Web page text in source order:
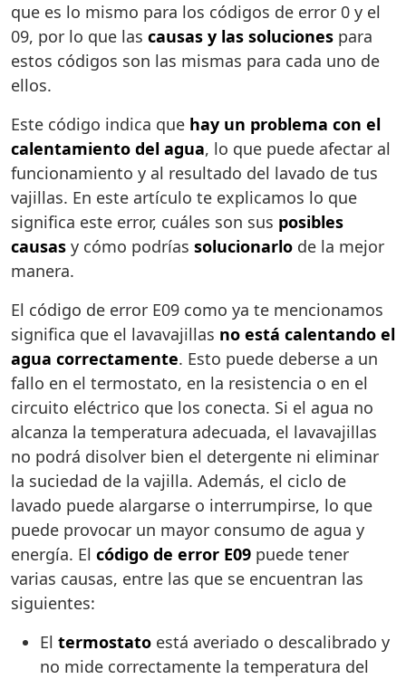
que es lo mismo para los códigos de error 0 y el
09, por lo que las causas y las soluciones para
estos códigos son las mismas para cada uno de
ellos.
Este código indica que hay un problema con el
calentamiento del agua, lo que puede afectar al
funcionamiento y al resultado del lavado de tus
vajillas. En este artículo te explicamos lo que
significa este error, cuáles son sus posibles
causas y cómo podrías solucionarlo de la mejor
manera.
El código de error E09 como ya te mencionamos
significa que el lavavajillas no está calentando el
agua correctamente. Esto puede deberse a un
fallo en el termostato, en la resistencia o en el
circuito eléctrico que los conecta. Si el agua no
alcanza la temperatura adecuada, el lavavajillas
no podrá disolver bien el detergente ni eliminar
la suciedad de la vajilla. Además, el ciclo de
lavado puede alargarse o interrumpirse, lo que
puede provocar un mayor consumo de agua y
energía. El código de error E09 puede tener
varias causas, entre las que se encuentran las
siguientes:
El termostato está averiado o descalibrado y
no mide correctamente la temperatura del